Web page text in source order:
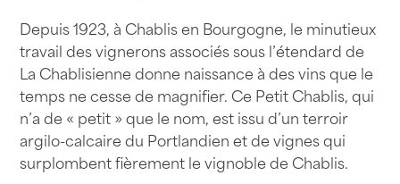
Depuis 1923, à Chablis en Bourgogne, le minutieux
travail des vignerons associés sous l’étendard de
La Chablisienne donne naissance à des vins que le
temps ne cesse de magnifier. Ce Petit Chablis, qui
n’a de « petit » que le nom, est issu d’un terroir
argilo-calcaire du Portlandien et de vignes qui
surplombent fièrement le vignoble de Chablis.